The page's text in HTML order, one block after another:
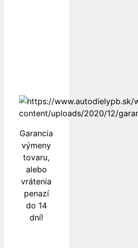
Garancia
výmeny
tovaru,
alebo
vrátenia
penazí
do 14
dní!